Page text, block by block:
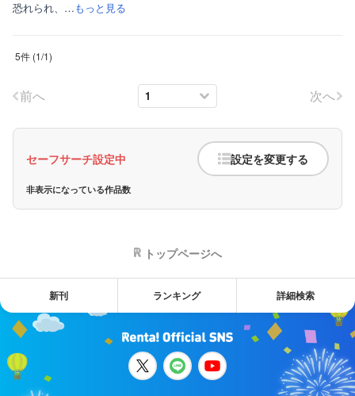
恐れられ、…もっと見る
5件 (1/1)
前へ 次へ
セーフサーチ設定中 設定を変更する
非表示になっている作品数
トップページへ
新刊 ランキング 詳細検索